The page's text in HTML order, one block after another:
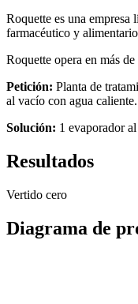
Roquette es una empresa
farmacéutico y
Roquette opera en más
Petición: Planta de
al vacío con agua caliente.
Solución: 1 evaporador
Resultados
Vertido cero
Diagrama de